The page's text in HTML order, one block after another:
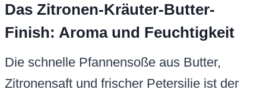
Das Zitronen-Kräuter-Butter-
Finish: Aroma und Feuchtigkeit
Die schnelle Pfannensoße aus Butter,
Zitronensaft und frischer Petersilie ist der